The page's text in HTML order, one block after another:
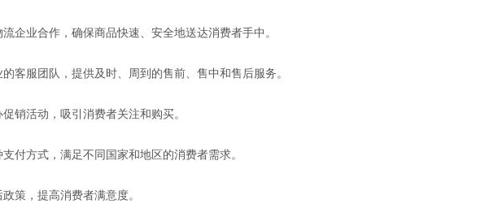
企业合作，确保商品快速、安全地送达消费者手中。
客服团队，提供及时、周到的售前、售中和售后服务。
销活动，吸引消费者关注和购买。
付方式，满足不同国家和地区的消费者需求。
策，提高消费者满意度。